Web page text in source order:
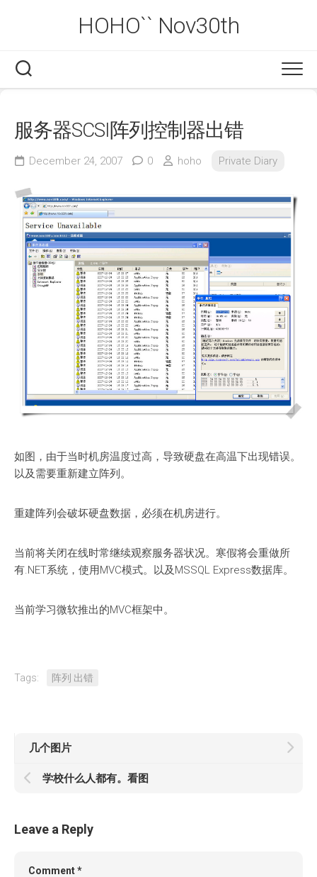
HOHO`` Nov30th
服务器SCSI阵列控制器出错
December 24, 2007 0 hoho Private Diary
如图，由于当时机房温度过高，导致硬盘在高温下出现错误。
以及需要重新建立阵列。
重建阵列会破坏硬盘数据，必须在机房进行。
当前将关闭在线时常继续观察服务器状况。寒假将会重做所
有.NET系统，使用MVC模式。以及MSSQL Express数据库。
当前学习微软推出的MVC框架中。
Tags: 阵列 出错
几个图片
学校什么人都有。看图
Leave a Reply
Comment*